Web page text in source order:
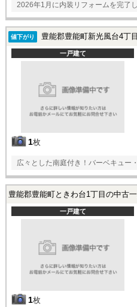
2026年1月に内装リフォームを完了
値下がり 豊能郡豊能町新光風台4丁
一戸建て
1枚
広々とした南庭付き！バーベキュー
豊能郡豊能町ときわ台1丁目の中古
一戸建て
1枚